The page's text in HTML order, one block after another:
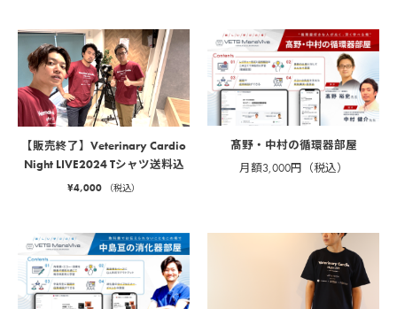
【販売終了】Veterinary Cardio
Night LIVE2024 Tシャツ送料込
¥4,000 （税込）
髙野・中村の循環器部屋
月額3,000円（税込）